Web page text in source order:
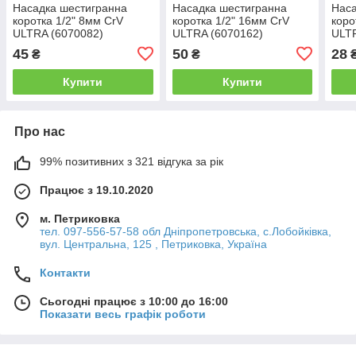
Насадка шестигранна
коротка 1/2" 8мм CrV
ULTRA (6070082)
45 ₴
Купити
Насадка шестигранна
коротка 1/2" 16мм CrV
ULTRA (6070162)
50₴
Купити
28
Про нас
99% позитивних з 321 відгука за рік
Працює з 19.10.2020
м. Петриковка
тел. 097-556-57-58 обл Дніпропетровська, с.Лобойківка,
вул. Центральна, 125 , Петриковка, Україна
Контакти
Сьогодні працює з 10:00 до 16:00
Показати весь графік роботи